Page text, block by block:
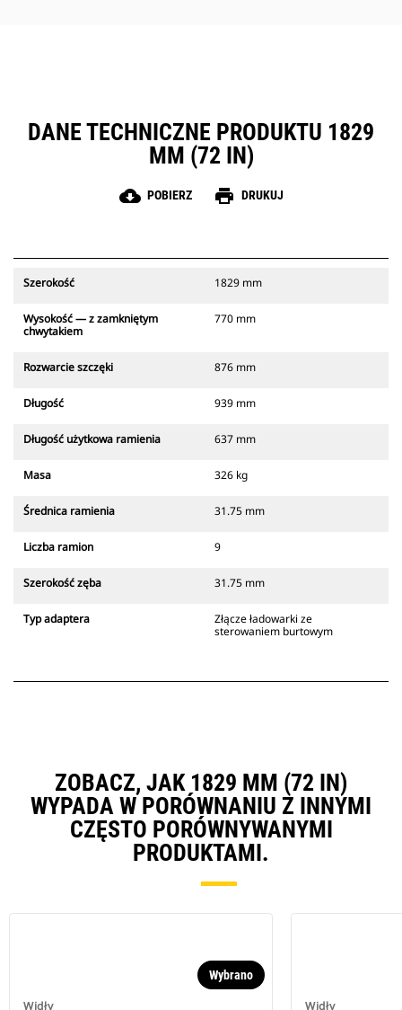
DANE TECHNICZNE PRODUKTU 1829
MM (72 IN)
cloud_download POBIERZ print DRUKUJ
Szerokość 1829 mm
Wysokość — z zamkniętym
chwytakiem
770 mm
Rozwarcie szczęki 876 mm
Długość 939 mm
Długość użytkowa ramienia 637 mm
Masa 326 kg
Średnica ramienia 31.75 mm
Liczba ramion 9
Szerokość zęba 31.75 mm
Typ adaptera
Złącze ładowarki ze
sterowaniem burtowym
ZOBACZ, JAK 1829 MM (72 IN)
WYPADA W PORÓWNANIU Z INNYMI
CZĘSTO PORÓWNYWANYMI
PRODUKTAMI.
Widły
Wybrano
Widły